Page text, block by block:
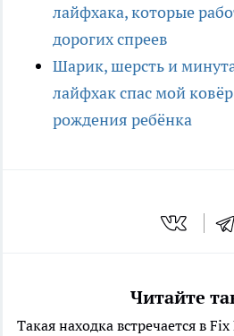
лайфхака, которые
дорогих спреев
Шарик, шерсть и
лайфхак спас мой
рождения ребёнка
Читайте
Такая находка встречается в